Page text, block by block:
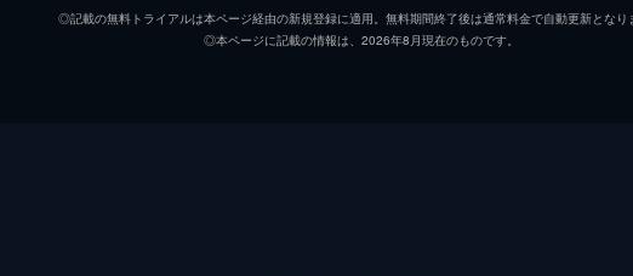
岡部尚
◎記載の無料トライアルは本ページ経由の新規登録に適用。無料期間終了後は通常料金で自動更新となり
◎本ページに記載の情報は、2026年8月現在のものです。